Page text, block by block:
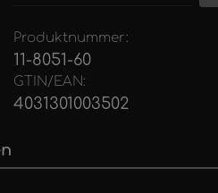
Produktnummer:
11-8051-60
GTIN/EAN:
4031301003502